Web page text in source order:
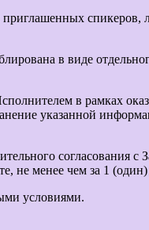
спикеров,
в виде
в рамках
указанной
согласования с
не менее чем за 1 (один)
условиями.